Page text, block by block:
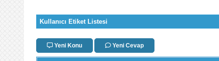
Kullanıcı Etiket Listesi
Yeni Konu Yeni Cevap